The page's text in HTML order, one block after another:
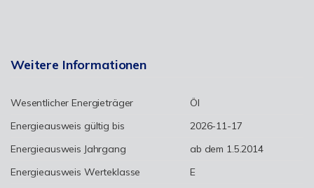
Weitere Informationen
Wesentlicher Energieträger
Öl
Energieausweis gültig bis
2026-11-17
Energieausweis Jahrgang
ab dem 1.5.2014
Energieausweis Werteklasse
E